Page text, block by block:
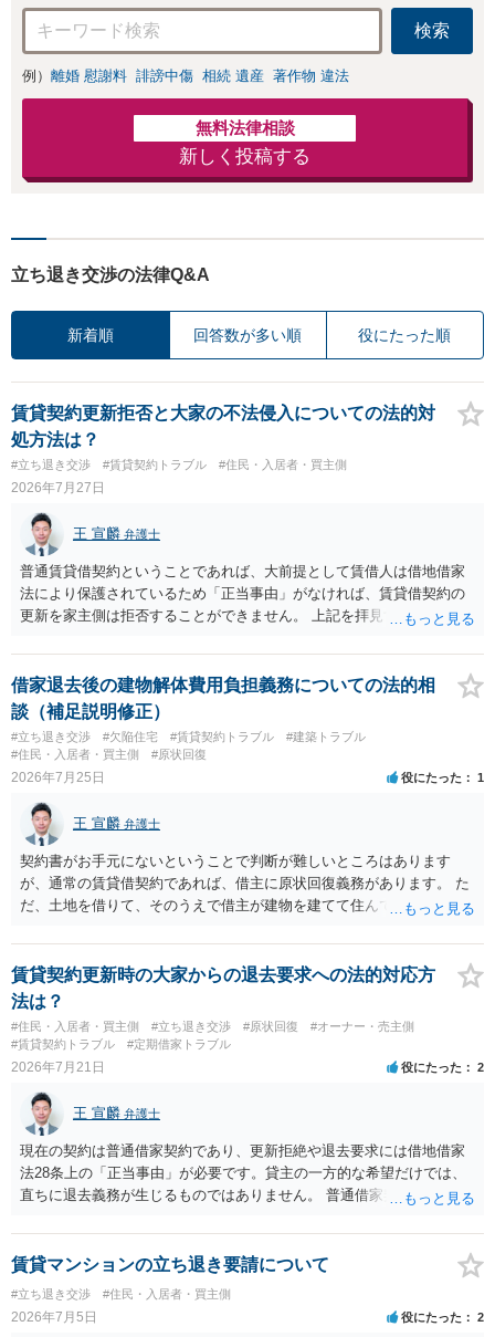
検索
例） 離婚 慰謝料 誹謗中傷 相続 遺産 著作物 違法
無料法律相談
新しく投稿する
立ち退き交渉の法律Q&A
新着順 回答数が多い順 役にたった順
賃貸契約更新拒否と大家の不法侵入についての法的対
処方法は？
#立ち退き交渉 #賃貸契約トラブル #住民・入居者・買主側
2026年7月27日
王 宣麟 弁護士
普通賃貸借契約ということであれば、大前提として賃借人は借地借家
法により保護されているため「正当事由」がなければ、賃貸借契約の
更新を家主側は拒否することができません。 上記を拝見する限り、通
定期確認させてもらないこと」が直ちに正当事由に当たるとは思えま
せんので、更新拒絶を拒否される方向性でよろしいかと存じます。 そ
の交渉の中で、一定の金銭をもらえれば退去には応じる旨交渉をして
みるのはいかがでしょうか。 過去に賃借人の許可なく無断で賃貸人が
入室する行為自体は不法行為となり、また刑事的にも住居侵入罪が成
立する可能性がありますので、これを理由に一定の金銭賠償を求める
借家退去後の建物解体費用負担義務についての法的相
談（補足説明修正）
#立ち退き交渉 #欠陥住宅 #賃貸契約トラブル
#建築トラブル
#住民・入居者・買主側
#原状回復
2026年7月25日 役にたった 1
王 宣麟 弁護士
契約書がお手元にないということで判断が難しいところはあります
が、通常の賃貸借契約であれば、借主に原状回復義務があります。 た
だ、土地を借りて、そのうえで借主が建物を建てて住んでいたケース
であれば、建物を収去して土地を明渡す義務は原則生じないはずで
す。 その後、建物を平屋に立て替えた場合であっても、貸主の承諾を
得ているのであれば、単純に費用を捻出した側に平屋の所有権が帰属
する、という話になるわけでもないように思います。 そのため、現
状、解体費用を負担することが明確な案件ではないため、まずは相手
に請求の根拠（なぜ当方が平屋の解体費用を負担しなければならない
賃貸契約更新時の大家からの退去要求への法的対応方
法は？
#住民・入居者・買主側 #立ち退き交渉 #原状回復
#オーナー・売主側
#賃貸契約トラブル
#定期借家トラブル
2026年7月21日 役にたった 2
王 宣麟 弁護士
現在の契約は普通借家契約であり、更新拒絶や退去要求には借地借家
法28条上の「正当事由」が必要です。貸主の一方的な希望だけでは、
直ちに退去義務が生じるものではありません。 普通借家契約から定期
新たな定期借家契約を締結する形になりますが、これは任意の合意が
前提であり、借主が同意しなければ成立しません。 12年間の居住実
績、子どもの学校や地域とのつながり、転居費用の準備が困難な事情
などは、借主側の強い居住継続の必要性として正当事由判断において
重視される要素ですので、貸主側にかなり具体的な事情と立退料など
賃貸マンションの立ち退き要請について
#立ち退き交渉 #住民・入居者・買主側
2026年7月5日 役にたった 2